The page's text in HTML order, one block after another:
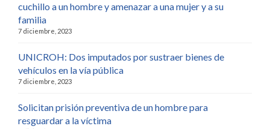
cuchillo a un hombre y amenazar a una mujer y a su
familia
7 diciembre, 2023
UNICROH: Dos imputados por sustraer bienes de
vehículos en la vía pública
7 diciembre, 2023
Solicitan prisión preventiva de un hombre para
resguardar a la víctima